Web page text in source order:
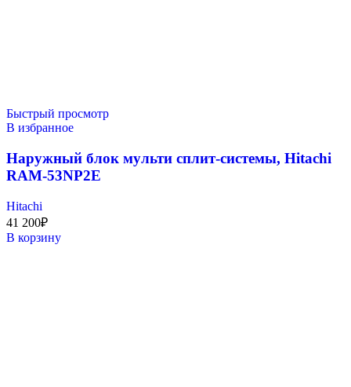
Быстрый просмотр
В избранное
Наружный блок мульти сплит-системы, Hitachi
RAM-53NP2E
Hitachi
41 200₽
В корзину